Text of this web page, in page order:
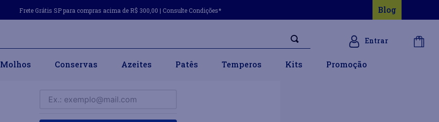
Frete Grátis SP para compras acima de R$ 300,00 | Consulte Condições* Blog
Entrar
Molhos Conservas Azeites Patês Temperos Kits Promoção